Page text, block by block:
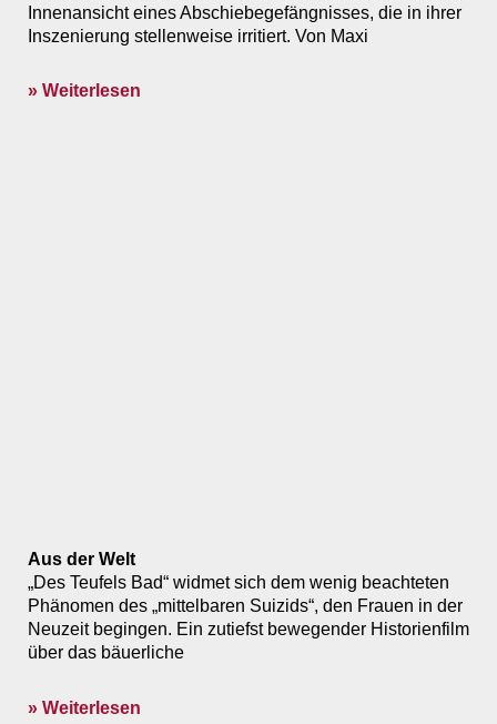
Innenansicht eines Abschiebegefängnisses, die in ihrer
Inszenierung stellenweise irritiert. Von Maxi
» Weiterlesen
Aus der Welt
„Des Teufels Bad“ widmet sich dem wenig beachteten
Phänomen des „mittelbaren Suizids“, den Frauen in der
Neuzeit begingen. Ein zutiefst bewegender Historienfilm
über das bäuerliche
» Weiterlesen